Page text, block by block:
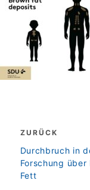
ZURÜCK
zurück
Durchbruch in
Forschung über
Fett